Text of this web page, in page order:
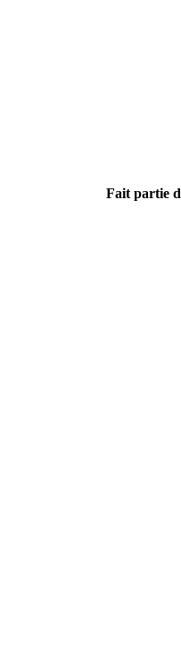
Fait partie